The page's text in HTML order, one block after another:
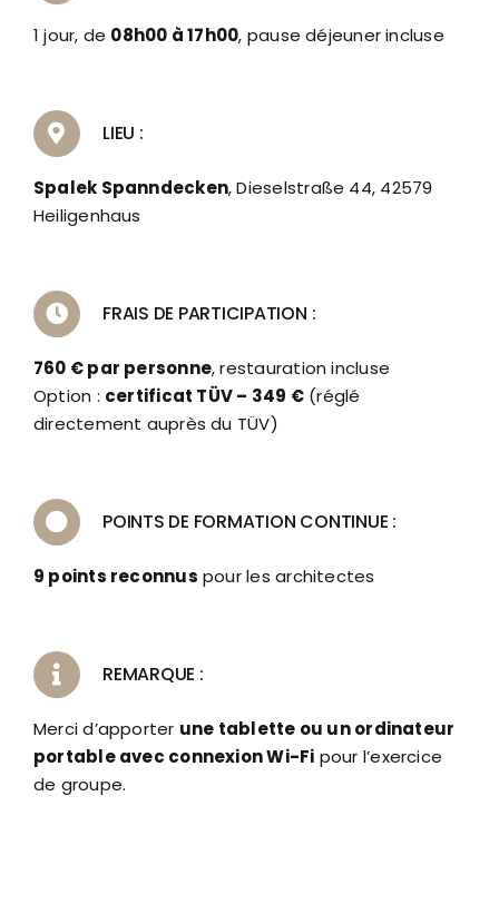
1 jour, de 08h00 à 17h00, pause déjeuner incluse
LIEU :
Spalek Spanndecken, Dieselstraße 44, 42579
Heiligenhaus
FRAIS DE PARTICIPATION :
760 € par personne, restauration incluse
Option : certificat TÜV – 349 €(réglé
directement auprès du TÜV)
POINTS DE FORMATION CONTINUE :
9 points reconnus pour les architectes
REMARQUE :
Merci d’apporter une tablette ou un ordinateur
portable avec connexion Wi-Fi pour l’exercice
de groupe.